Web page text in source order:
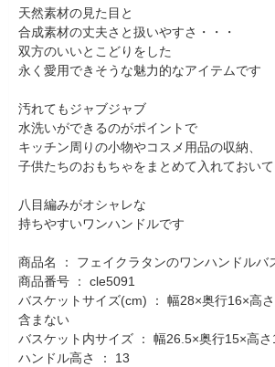
天然素材の見た目と
合成素材の丈夫さと扱いやすさ・・・
双方のいいとこどりをした
永く愛用できそうな魅力的なアイテムです
汚れてもジャブジャブ
水洗いができるのがポイントで
キッチン周りの小物やコスメ用品の収納、
子供たちのおもちゃをまとめて入れておいて
八目編みがオシャレな
持ちやすいワンハンドルです
商品名 ： フェイクラタンのワンハンドルバ
商品番号 ： cle5091
バスケットサイズ(cm) ： 幅28×奥行16×
含まない
バスケット内サイズ ： 幅26.5×奥行15×高さ
ハンドル高さ ： 13